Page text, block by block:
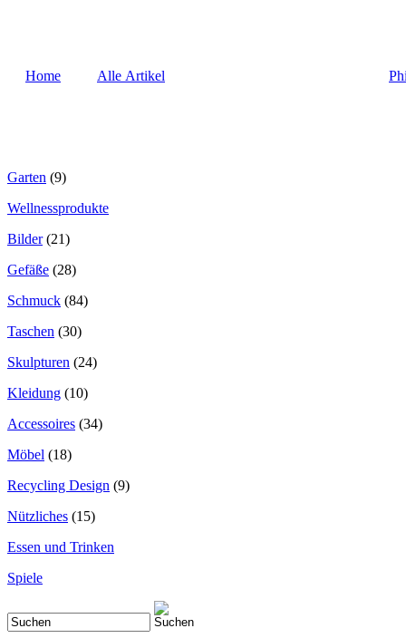
Home Alle Artikel
Garten (9)
Wellnessprodukte
Bilder (21)
Gefäße (28)
Schmuck (84)
Taschen (30)
Skulpturen (24)
Kleidung (10)
Accessoires (34)
Möbel (18)
Recycling Design (9)
Nützliches (15)
Essen und Trinken
Spiele